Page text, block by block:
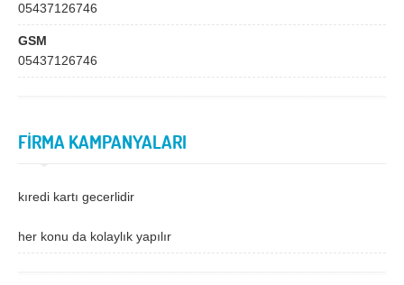
Elazığ
Gümüşhane Hakkari
İzmir K.Maraş
05437126746
GSM
05437126746
FİRMA KAMPANYALARI
kıredi kartı gecerlidir
her konu da kolaylık yapılır